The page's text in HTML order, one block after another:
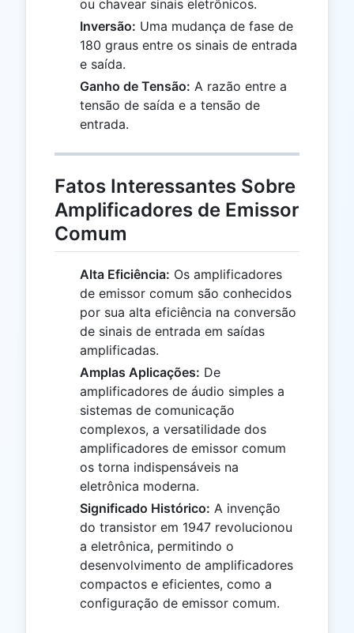
ou chavear sinais eletrônicos.
Inversão: Uma mudança de fase de
180 graus entre os sinais de entrada
e saída.
Ganho de Tensão: A razão entre a
tensão de saída e a tensão de
entrada.
Fatos Interessantes Sobre
Amplificadores de Emissor
Comum
Alta Eficiência: Os amplificadores
de emissor comum são conhecidos
por sua alta eficiência na conversão
de sinais de entrada em saídas
amplificadas.
Amplas Aplicações: De
amplificadores de áudio simples a
sistemas de comunicação
complexos, a versatilidade dos
amplificadores de emissor comum
os torna indispensáveis na
eletrônica moderna.
Significado Histórico: A invenção
do transistor em 1947 revolucionou
a eletrônica, permitindo o
desenvolvimento de amplificadores
compactos e eficientes, como a
configuração de emissor comum.